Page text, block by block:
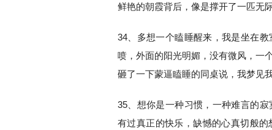
鲜艳的朝霞背后，像是撑开了一匹无
34、多想一个瞌睡醒来，我是坐在
喷，外面的阳光明媚，没有微风，一
砸了一下蒙逼瞌睡的同桌说，我梦见
35、想你是一种习惯，一种难言的
有过真正的快乐，缺憾的心真切般